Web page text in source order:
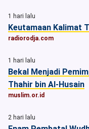
1 hari lalu
Keutamaan Kalimat
radiorodja.com
1 hari lalu
Bekal Menjadi
Thahir bin Al-Husain
muslim.or.id
2 hari lalu